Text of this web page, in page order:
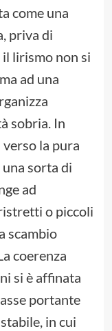
come una
priva di
lirismo non si
ad una
sobria. In
la pura
sorta di
ad
o piccoli
scambio
coerenza
si è affinata
portante
in cui